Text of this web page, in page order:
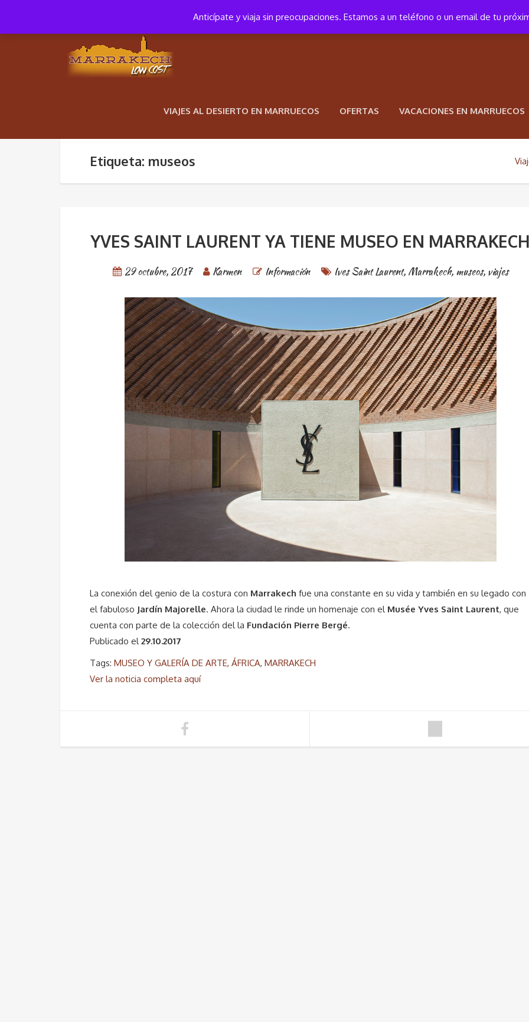
10:00 – 18:00
VIAJES AL DESIERTO EN MARRUECOS OFERTAS VACACIONES EN MARRUECOS
Etiqueta: museos
YVES SAINT LAURENT YA TIENE MUSEO EN MARRAKECH
29 octubre, 2017 Karmen Información Ives Saint Laurent, Marrakech, museos, viajes
La conexión del genio de la costura con Marrakech fue una constante en su vida y también en su legado con
el fabuloso Jardín Majorelle. Ahora la ciudad le rinde un homenaje con el Musée Yves Saint Laurent, que
cuenta con parte de la colección del la Fundación Pierre Bergé.
Publicado el29.10.2017
Tags: MUSEO Y GALERÍA DE ARTE, ÁFRICA, MARRAKECH
Ver la noticia completa aquí
Anticípate y viaja sin preocupaciones. Estamos a un teléfono o un email de tu